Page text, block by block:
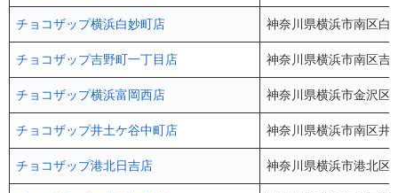
チョコザップ横浜白妙町店 神奈川県横浜市南区白
チョコザップ吉野町一丁目店 神奈川県横浜市南区
チョコザップ横浜富岡西店 神奈川県横浜市金沢区
チョコザップ井土ケ谷中町店 神奈川県横浜市南区
チョコザップ港北日吉店 神奈川県横浜市港北